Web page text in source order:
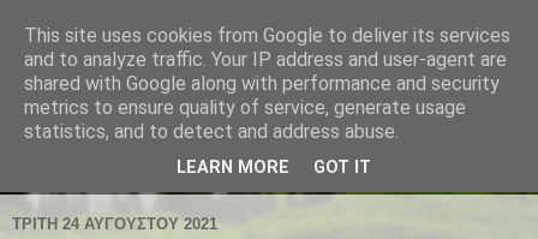
ΤΡΊΤΗ 24 ΑΥΓΟΎΣΤΟΥ 2021
This site uses cookies from Google to deliver its services
and to analyze traffic. Your IP address and user-agent are
shared with Google along with performance and security
metrics to ensure quality of service, generate usage
statistics, and to detect and address abuse.
LEARN MORE GOT IT